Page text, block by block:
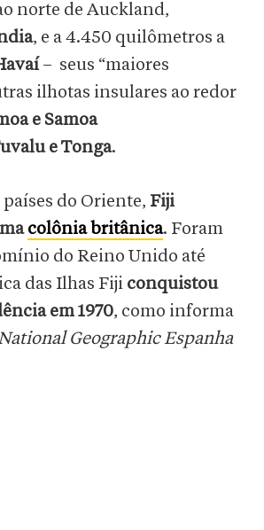
norte de Auckland,
, e a 4.450 quilômetros a
– seus “maiores
ilhotas insulares ao redor
e Samoa
e Tonga.
do Oriente, Fiji
colônia britânica. Foram
do Reino Unido até
das Ilhas Fiji conquistou
em 1970, como informa
Geographic Espanha